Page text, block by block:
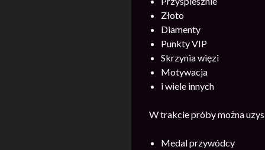
Złoto
Diamenty
Punkty VIP
Skrzynia więzi
Motywacja
i wiele innych
W trakcie próby można
Medal przywódcy